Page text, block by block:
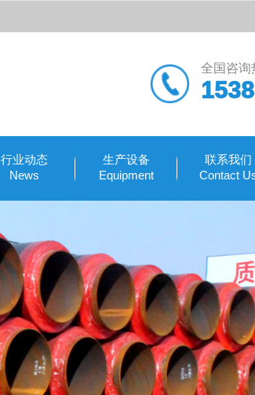
全国咨询
行业动态
News
生产设备
Equipment
联系我们
Contact